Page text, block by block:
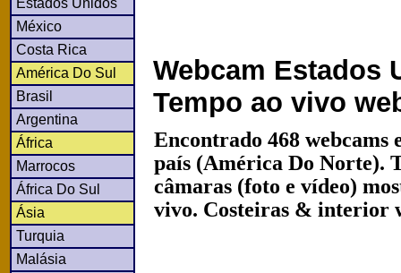
México
Costa Rica
América Do Sul
Brasil
Argentina
África
Marrocos
África Do Sul
Ásia
Turquia
Malásia
Webcam Estados
Tempo ao vivo
Encontrado 468 webcams
país (América Do Norte).
câmaras (foto e vídeo)
vivo. Costeiras & interior